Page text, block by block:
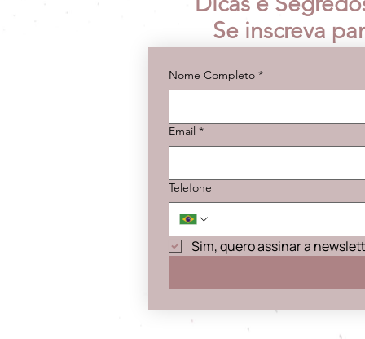
Se inscreva
Nome Completo *
Email *
Telefone
Sim, quero assinar a